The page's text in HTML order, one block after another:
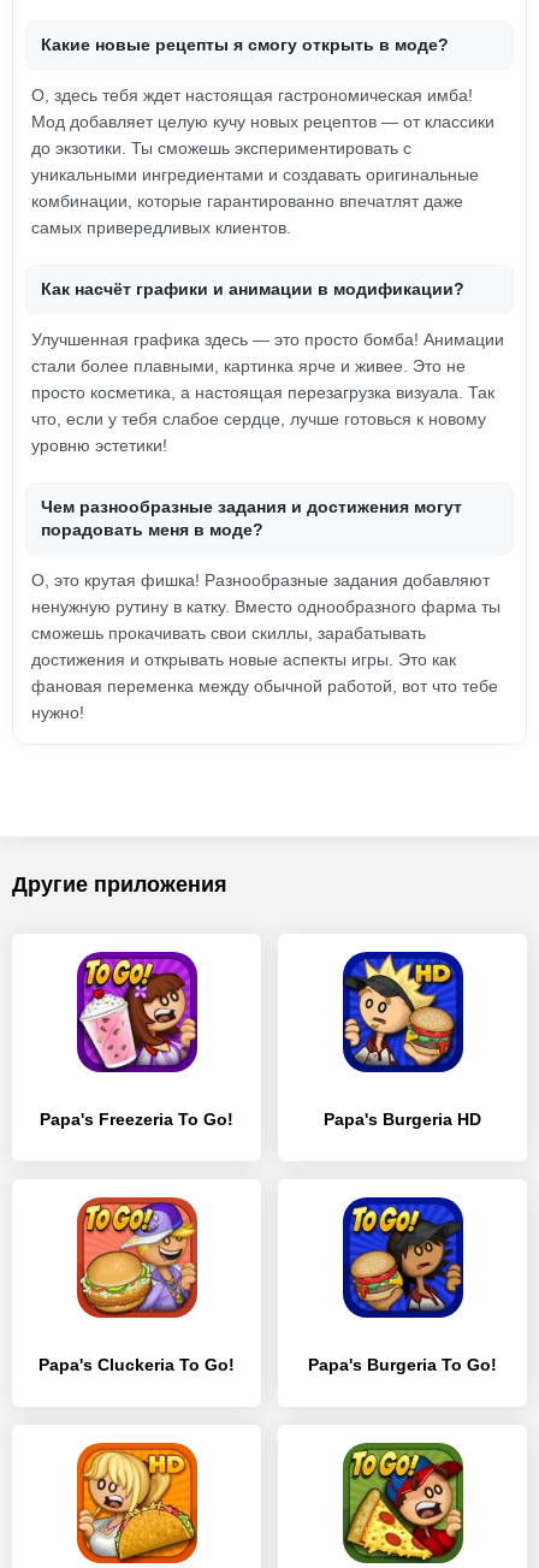
Какие новые рецепты я смогу открыть в моде?
О, здесь тебя ждет настоящая гастрономическая имба!
Мод добавляет целую кучу новых рецептов — от классики
до экзотики. Ты сможешь экспериментировать с
уникальными ингредиентами и создавать оригинальные
комбинации, которые гарантированно впечатлят даже
самых привередливых клиентов.
Как насчёт графики и анимации в модификации?
Улучшенная графика здесь — это просто бомба! Анимации
стали более плавными, картинка ярче и живее. Это не
просто косметика, а настоящая перезагрузка визуала. Так
что, если у тебя слабое сердце, лучше готовься к новому
уровню эстетики!
Чем разнообразные задания и достижения могут
порадовать меня в моде?
О, это крутая фишка! Разнообразные задания добавляют
ненужную рутину в катку. Вместо однообразного фарма ты
сможешь прокачивать свои скиллы, зарабатывать
достижения и открывать новые аспекты игры. Это как
фановая переменка между обычной работой, вот что тебе
нужно!
Другие приложения
Papa's Freezeria To Go! Papa's Burgeria HD
Papa's Cluckeria To Go! Papa's Burgeria To Go!